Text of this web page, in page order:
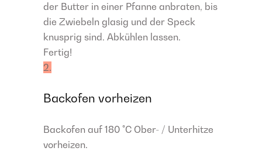
der Butter in einer Pfanne anbraten, bis
die Zwiebeln glasig und der Speck
knusprig sind. Abkühlen lassen.
Fertig!
2.
Backofen vorheizen
Backofen auf 180 °C Ober- / Unterhitze
vorheizen.